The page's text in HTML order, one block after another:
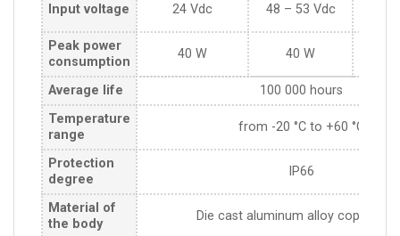
Input voltage 24 Vdc 48 – 53 Vdc
Peak power
consumption
40 W 40 W
Average life
100 000 hours
Temperature
range
from -20 °C to +60 °C
Protection
degree
IP66
Material of
the body
Die cast aluminum alloy copper